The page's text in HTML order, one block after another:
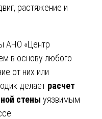
растяжение и
АНО «Центр
в основу любого
от них или
делает расчет
стены уязвимым